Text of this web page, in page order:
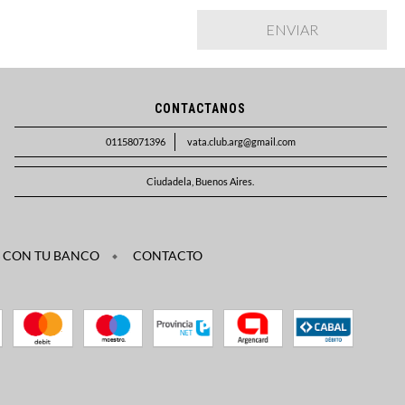
CONTACTANOS
01158071396 vata.club.arg@gmail.com
Ciudadela, Buenos Aires.
TU BANCO CONTACTO